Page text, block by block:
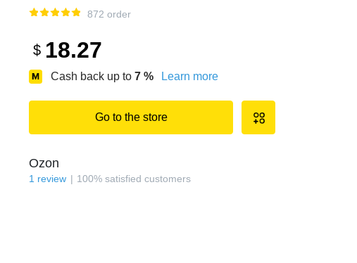
872 order
$ 18.27
Cash back up to 7 % Learn more
Go to the store
Ozon
1 review 100% satisfied customers